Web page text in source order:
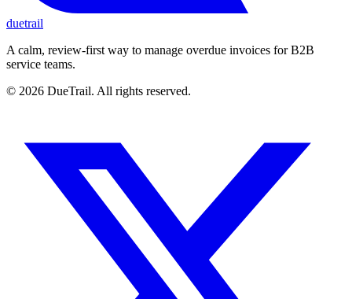
duetrail
A calm, review-first way to manage overdue invoices for B2B
service teams.
© 2026 DueTrail. All rights reserved.